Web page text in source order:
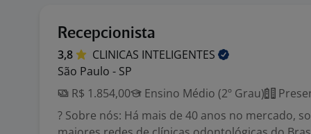
Recepcionista
3,8 CLINICAS INTELIGENTES
São Paulo - SP
R$ 1.854,00
Ensino Médio (2º Grau)
? Sobre nós: Há mais de 40 anos no mercado,